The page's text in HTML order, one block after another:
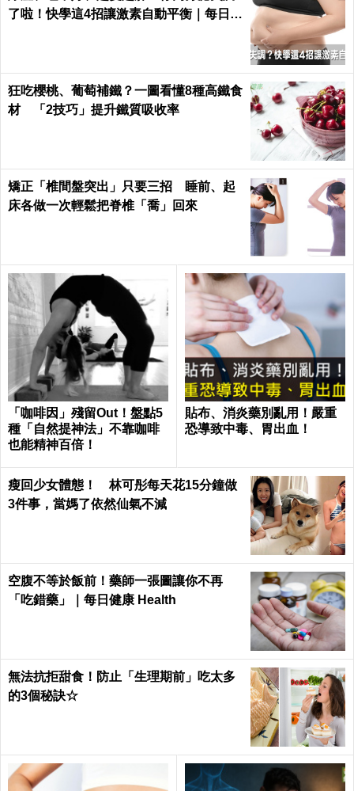
了啦！快學這4招讓激素自動平衡｜每日健
狂吃櫻桃、葡萄補鐵？一圖看懂8種高鐵食
材 「2技巧」提升鐵質吸收率
矯正「椎間盤突出」只要三招 睡前、起
床各做一次輕鬆把脊椎「喬」回來
「咖啡因」殘留Out！盤點5
種「自然提神法」不靠咖啡
也能精神百倍！
貼布、消炎藥別亂用！嚴重
恐導致中毒、胃出血！
瘦回少女體態！ 林可彤每天花15分鐘做
3件事，當媽了依然仙氣不減
空腹不等於飯前！藥師一張圖讓你不再
「吃錯藥」｜每日健康 Health
無法抗拒甜食！防止「生理期前」吃太多
的3個秘訣☆